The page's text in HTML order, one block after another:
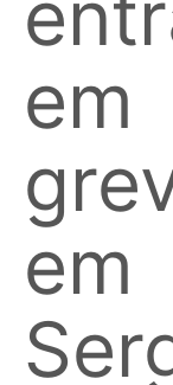
em
em